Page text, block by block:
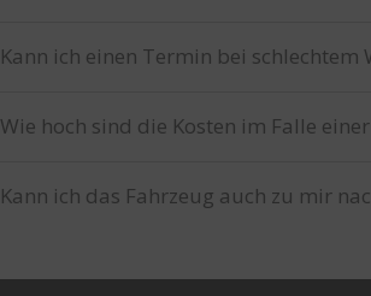
Kann ich einen Termin bei schlechtem
Wie hoch sind die Kosten im Falle
Kann ich das Fahrzeug auch zu mir